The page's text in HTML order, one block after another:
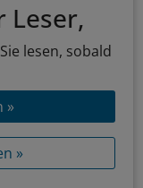
Leser,
lesen, sobald
»
»